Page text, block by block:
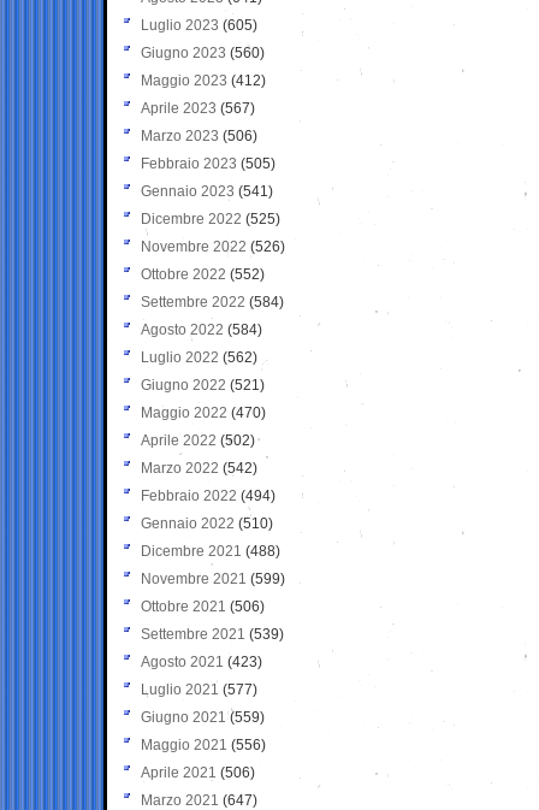
Luglio 2023 (605)
Giugno 2023 (560)
Maggio 2023 (412)
Aprile 2023 (567)
Marzo 2023 (506)
Febbraio 2023 (505)
Gennaio 2023 (541)
Dicembre 2022 (525)
Novembre 2022 (526)
Ottobre 2022 (552)
Settembre 2022 (584)
Agosto 2022 (584)
Luglio 2022 (562)
Giugno 2022 (521)
Maggio 2022 (470)
Aprile 2022 (502)
Marzo 2022 (542)
Febbraio 2022 (494)
Gennaio 2022 (510)
Dicembre 2021 (488)
Novembre 2021 (599)
Ottobre 2021 (506)
Settembre 2021 (539)
Agosto 2021 (423)
Luglio 2021 (577)
Giugno 2021(559)
Maggio 2021 (556)
Aprile 2021 (506)
Marzo 2021 (647)